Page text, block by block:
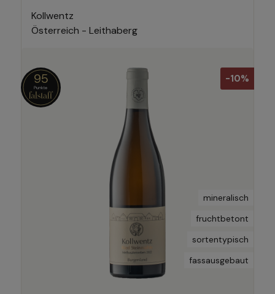
Kollwentz
Österreich - Leithaberg
-10%
95
mineralisch
fruchtbetont
sortentypisch
fassausgebaut